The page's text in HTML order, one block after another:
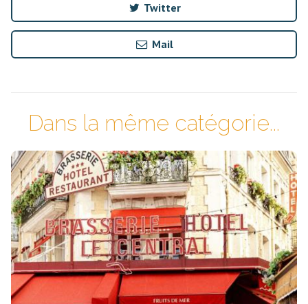
Twitter
Mail
Dans la même catégorie...